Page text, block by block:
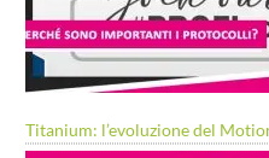
Titanium: l’evoluzione del